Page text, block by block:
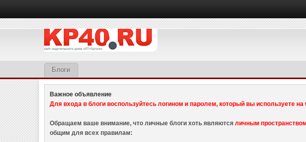
Блоги
Важное объявление
Для входа в блоги воспользуйтесь логином и паролем, который вы используете на
Обращаем ваше внимание, что личные блоги хоть являютсяличным
общим для всех правилам: